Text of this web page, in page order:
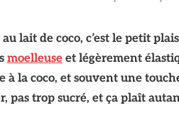
au lait de coco, c’est le petit
moelleuseet légèrement
à la coco, et souvent une
pas trop sucré, et ça plaît